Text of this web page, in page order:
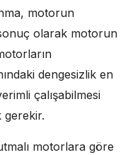
motorun
olarak motorun
dengesizlik en
çalışabilmesi
gerekir.
motorlara göre